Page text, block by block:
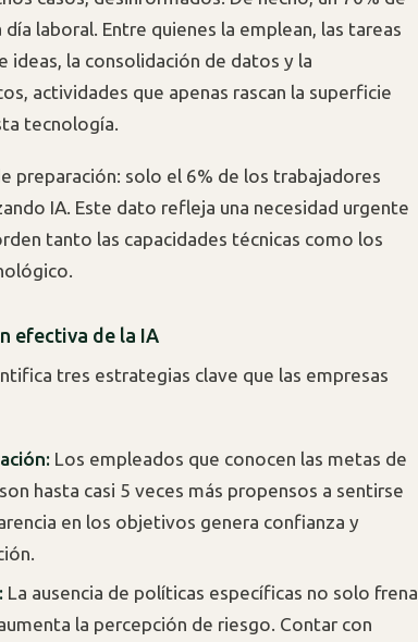
laboral. Entre quienes la emplean, las tareas
ideas, la consolidación de datos y la
actividades que apenas rascan la superficie
tecnología.
preparación: solo el 6% de los trabajadores
IA. Este dato refleja una necesidad urgente
tanto las capacidades técnicas como los
efectiva de la IA
tres estrategias clave que las empresas
Los empleados que conocen las metas de
hasta casi 5 veces más propensos a sentirse
en los objetivos genera confianza y
La ausencia de políticas específicas no solo frena
la percepción de riesgo. Contar con